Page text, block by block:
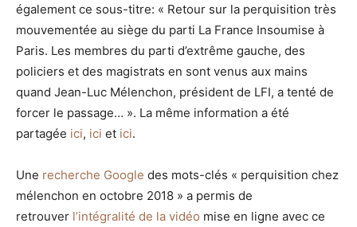
également ce sous-titre: « Retour sur la perquisition très
mouvementée au siège du parti La France Insoumise à
Paris. Les membres du parti d’extrême gauche, des
policiers et des magistrats en sont venus aux mains
quand Jean-Luc Mélenchon, président de LFI, a tenté de
forcer le passage… ». La même information a été
partagée ici, ici et ici.
Une recherche Google des mots-clés « perquisition chez
mélenchon en octobre 2018 » a permis de
retrouver l’intégralité de la vidéo mise en ligne avec ce